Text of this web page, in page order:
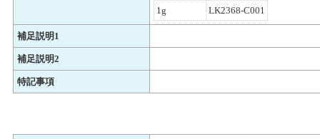
1g
LK2368-C001
補足説明1
補足説明2
特記事項